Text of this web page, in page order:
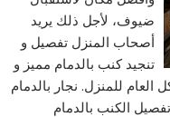
ضيوف، لأجل ذلك يريد
أصحاب المنزل تفصيل و
تنجيد كنب بالدمام مميز و
للمنزل. نجار بالدمام
الكنب بالدمام